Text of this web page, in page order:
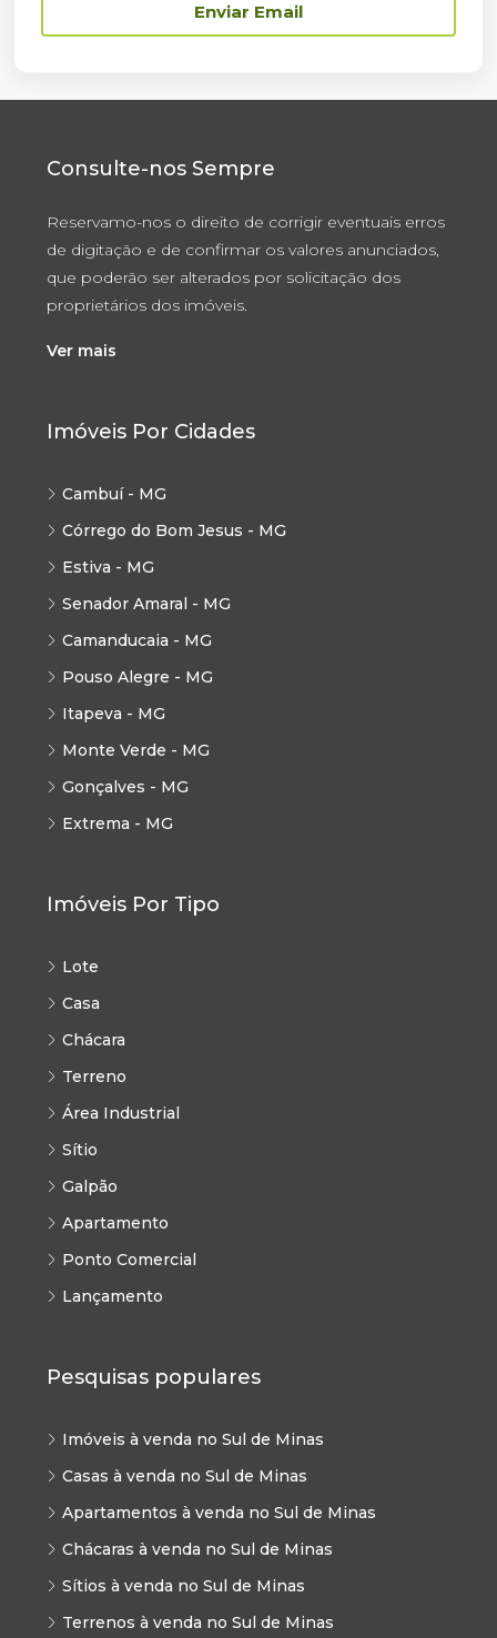
Enviar Email
Consulte-nos Sempre
Reservamo-nos o direito de corrigir eventuais erros
de digitação e de confirmar os valores anunciados,
que poderão ser alterados por solicitação dos
proprietários dos imóveis.
Ver mais
Imóveis Por Cidades
Cambuí - MG
Córrego do Bom Jesus - MG
Estiva - MG
Senador Amaral - MG
Camanducaia - MG
Pouso Alegre - MG
Itapeva - MG
Monte Verde - MG
Gonçalves - MG
Extrema - MG
Imóveis Por Tipo
Lote
Casa
Chácara
Terreno
Área Industrial
Sítio
Galpão
Apartamento
Ponto Comercial
Lançamento
Pesquisas populares
Imóveis à venda no Sul de Minas
Casas à venda no Sul de Minas
Apartamentos à venda no Sul de Minas
Chácaras à venda no Sul de Minas
Sítios à venda no Sul de Minas
Terrenos à venda no Sul de Minas